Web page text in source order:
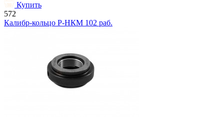
Купить
572
Калибр-кольцо Р-НКМ 102 раб.